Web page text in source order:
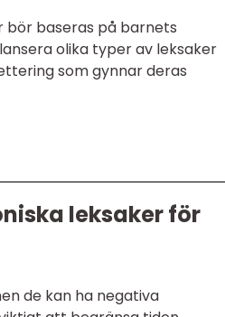
bör baseras på barnets
olika typer av leksaker
som gynnar deras
leksaker för
de kan ha negativa